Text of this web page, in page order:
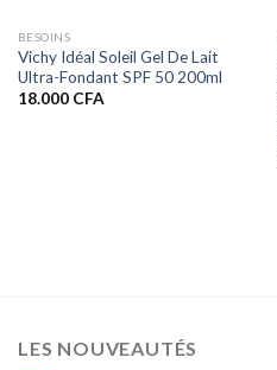
BESOINS
Vichy Idéal Soleil Gel De Lait
Ultra-Fondant SPF 50 200ml
18.000 CFA
LES NOUVEAUTÉS